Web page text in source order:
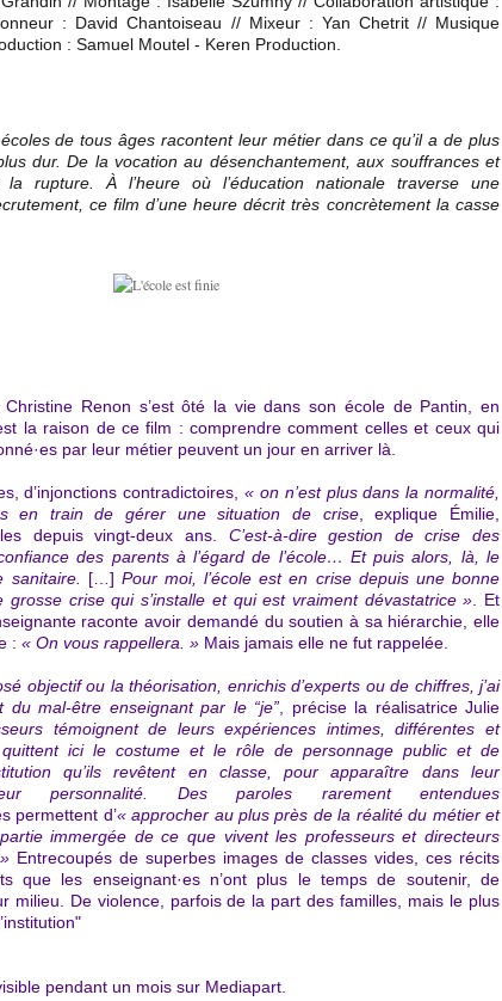
: David Chantoiseau // Mixeur : Yan Chetrit // Musique
: Samuel Moutel - Keren Production.
de tous âges racontent leur métier dans ce qu’il a de plus
dur. De la vocation au désenchantement, aux souffrances et
la rupture. À l’heure où l’éducation nationale traverse une
ce film d’une heure décrit très concrètement la casse
Renon s’est ôté la viedans son école de Pantin, en
la raison de ce film : comprendre comment celles et ceux qui
par leur métier peuvent un jour en arriver là.
d’injonctions contradictoires, « on n’est plus dans la normalité,
en train de gérer une situation de crise, explique Émilie,
depuis vingt-deux ans. C’est-à-dire gestion de crise des
des parents à l’égard de l’école… Et puis alors, là, le
sanitaire. […] Pour moi, l’école est en crise depuis une bonne
grosse crise qui s’installe et qui est vraiment dévastatrice »
Et
raconte avoir demandé du soutien à sa hiérarchie, elle
: « On vous rappellera. » Mais jamais elle ne fut rappelée.
objectif ou la théorisation, enrichis d’experts ou de chiffres, j’ai
du mal-être enseignant par le “je”
précise la réalisatrice Julie
témoignent de leurs expériences intimes, différentes et
quittent ici le costume et le rôle de personnage public et de
qu’ils revêtent en classe, pour apparaître dans leur
personnalité. Des paroles rarement entendues
permettent d’« approcher au plus près de la réalité du métier et
immergée de ce que vivent les professeurs et directeurs
Entrecoupés de superbes images de classes vides, ces récits
que les enseignant·es n’ont plus le temps de soutenir, de
milieu. De violence, parfois de la part des familles, mais le plus
pendant un mois sur Mediapart.